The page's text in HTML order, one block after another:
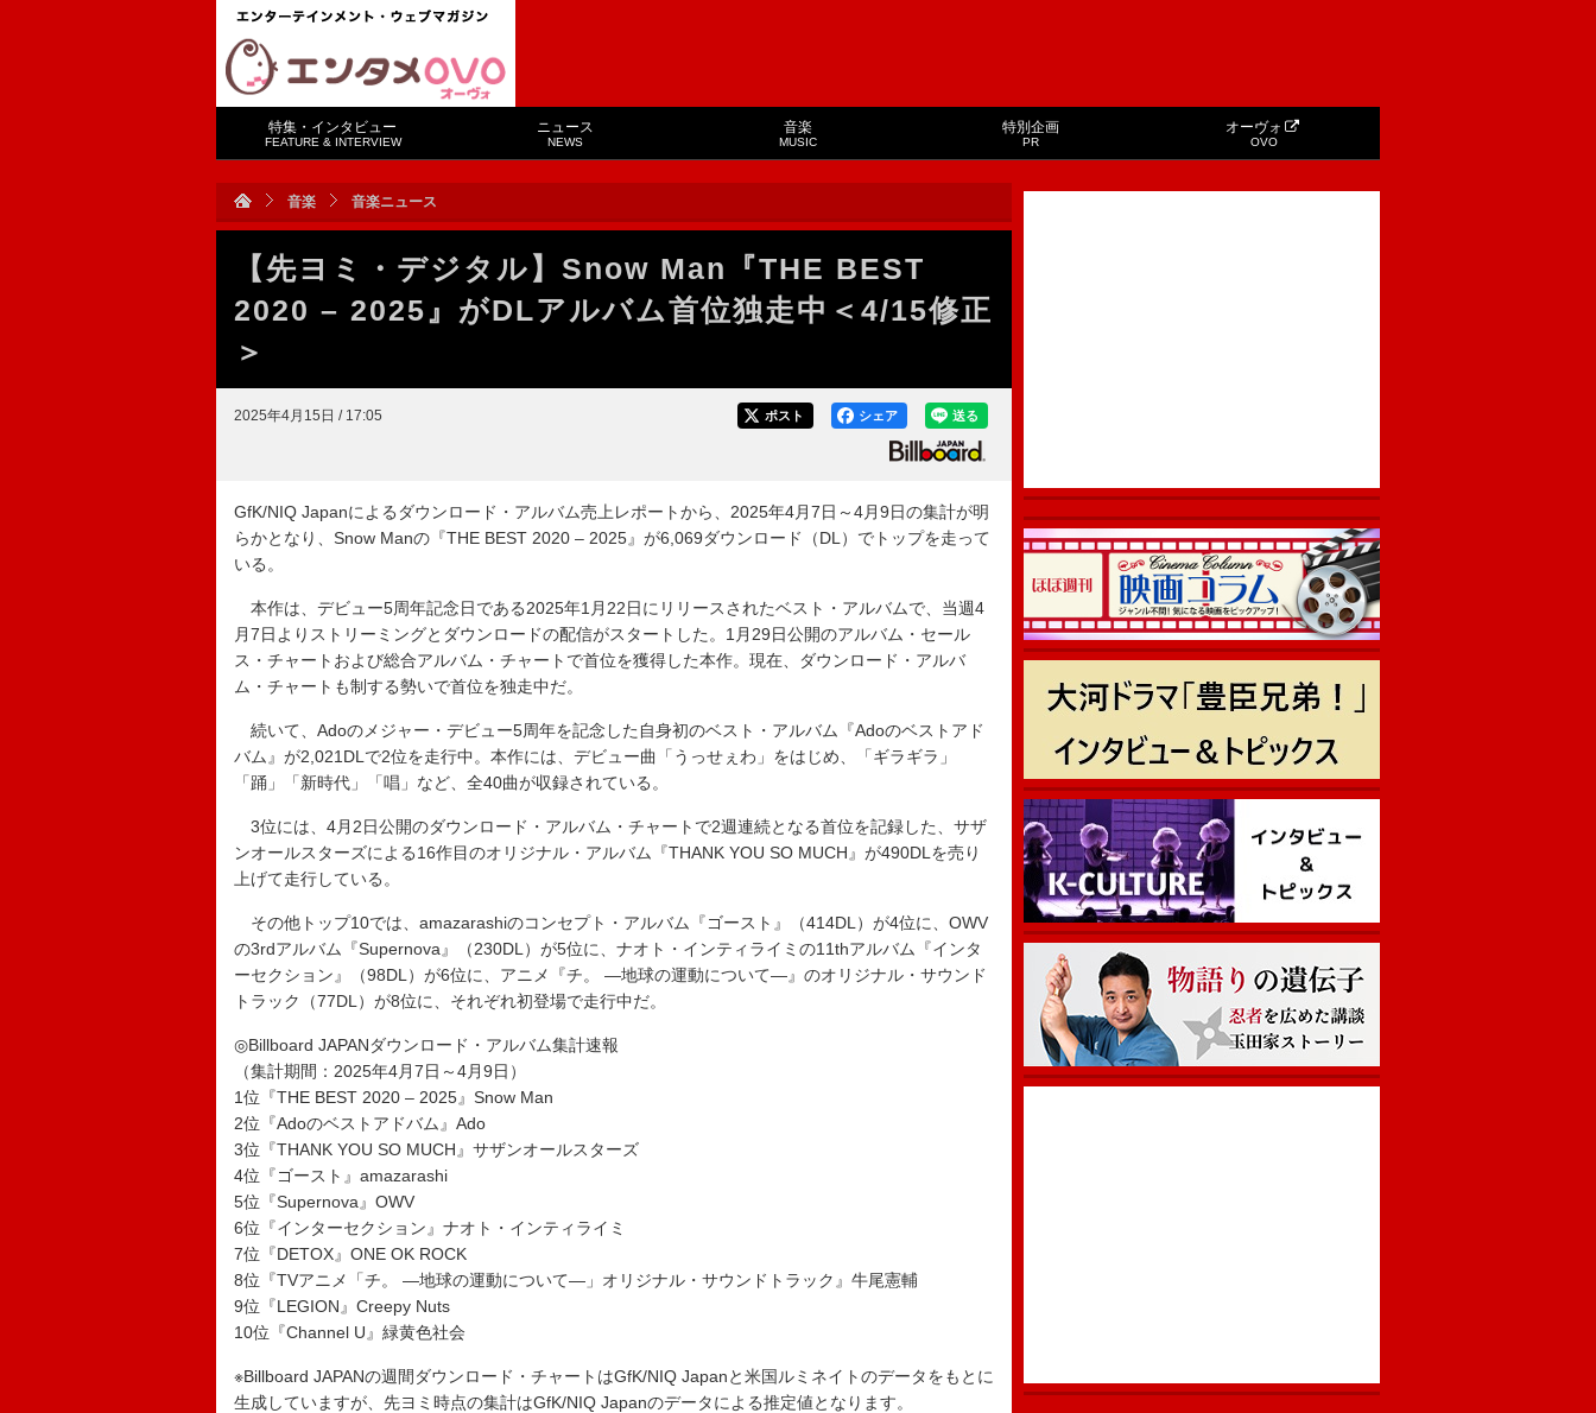
特集・インタビュー
FEATURE & INTERVIEW
ニュース
NEWS
音楽
MUSIC
特別企画
PR
オーヴォ
OVO
音楽 音楽ニュース
【先ヨミ・デジタル】Snow Man『THE BEST
2020 – 2025』がDLアルバム首位独走中＜4/15修正
＞
2025年4月15日 / 17:05 送る
シェア
ポスト
GfK/NIQ Japanによるダウンロード・アルバム売上レポートから、2025年4月7日～4月9日の集計が明
らかとなり、Snow Manの『THE BEST 2020 – 2025』が6,069ダウンロード（DL）でトップを走って
いる。
本作は、デビュー5周年記念日である2025年1月22日にリリースされたベスト・アルバムで、当週4
月7日よりストリーミングとダウンロードの配信がスタートした。1月29日公開のアルバム・セール
ス・チャートおよび総合アルバム・チャートで首位を獲得した本作。現在、ダウンロード・アルバ
ム・チャートも制する勢いで首位を独走中だ。
続いて、Adoのメジャー・デビュー5周年を記念した自身初のベスト・アルバム『Adoのベストアド
バム』が2,021DLで2位を走行中。本作には、デビュー曲「うっせぇわ」をはじめ、「ギラギラ」
「踊」「新時代」「唱」など、全40曲が収録されている。
3位には、4月2日公開のダウンロード・アルバム・チャートで2週連続となる首位を記録した、サザ
ンオールスターズによる16作目のオリジナル・アルバム『THANK YOU SO MUCH』が490DLを売り
上げて走行している。
その他トップ10では、amazarashiのコンセプト・アルバム『ゴースト』（414DL）が4位に、OWV
の3rdアルバム『Supernova』（230DL）が5位に、ナオト・インティライミの11thアルバム『インタ
ーセクション』（98DL）が6位に、アニメ『チ。 ―地球の運動について―』のオリジナル・サウンド
トラック（77DL）が8位に、それぞれ初登場で走行中だ。
◎Billboard JAPANダウンロード・アルバム集計速報
（集計期間：2025年4月7日～4月9日）
1位『THE BEST 2020 – 2025』Snow Man
2位『Adoのベストアドバム』Ado
3位『THANK YOU SO MUCH』サザンオールスターズ
4位『ゴースト』amazarashi
5位『Supernova』OWV
6位『インターセクション』ナオト・インティライミ
7位『DETOX』ONE OK ROCK
8位『TVアニメ「チ。 ―地球の運動について―」オリジナル・サウンドトラック』牛尾憲輔
9位『LEGION』Creepy Nuts
10位『Channel U』緑黄色社会
※Billboard JAPANの週間ダウンロード・チャートはGfK/NIQ Japanと米国ルミネイトのデータをもとに
生成していますが、先ヨミ時点の集計はGfK/NIQ Japanのデータによる推定値となります。